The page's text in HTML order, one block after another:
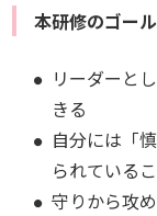
本研修のゴール
リーダーと
きる
自分には「
られている
守りから攻